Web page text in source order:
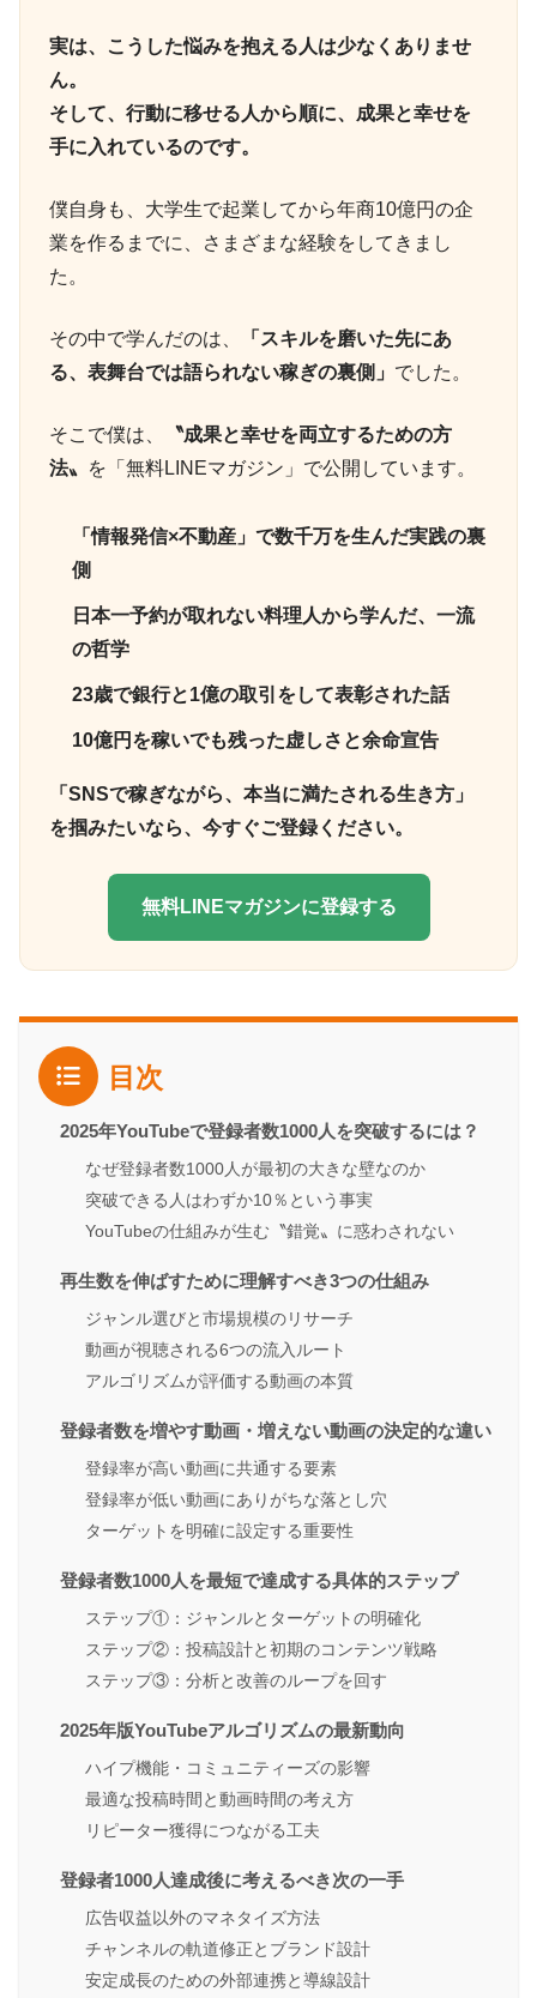
実は、こうした悩みを抱える人は少なくありませ
ん。
そして、行動に移せる人から順に、成果と幸せを
手に入れているのです。
僕自身も、大学生で起業してから年商10億円の企
業を作るまでに、さまざまな経験をしてきまし
た。
その中で学んだのは、
「スキルを磨いた先にあ
る、表舞台では語られない稼ぎの裏側」 でした。
そこで僕は、
〝成果と幸せを両立するための方
法〟
を「無料LINEマガジン」で公開しています。
「情報発信×不動産」で数千万を生んだ実践の裏
側
日本一予約が取れない料理人から学んだ、一流
の哲学
23歳で銀行と1億の取引をして表彰された話
10億円を稼いでも残った虚しさと余命宣告
「SNSで稼ぎながら、本当に満たされる生き方」
を掴みたいなら、今すぐご登録ください。
無料LINEマガジンに登録する
目次
2025年YouTubeで登録者数1000人を突破するには？
なぜ登録者数1000人が最初の大きな壁なのか
突破できる人はわずか10％という事実
YouTubeの仕組みが生む〝錯覚〟に惑わされない
再生数を伸ばすために理解すべき3つの仕組み
ジャンル選びと市場規模のリサーチ
動画が視聴される6つの流入ルート
アルゴリズムが評価する動画の本質
登録者数を増やす動画・増えない動画の決定的な違い
登録率が高い動画に共通する要素
登録率が低い動画にありがちな落とし穴
ターゲットを明確に設定する重要性
登録者数1000人を最短で達成する具体的ステップ
ステップ①：ジャンルとターゲットの明確化
ステップ②：投稿設計と初期のコンテンツ戦略
ステップ③：分析と改善のループを回す
2025年版YouTubeアルゴリズムの最新動向
ハイプ機能・コミュニティーズの影響
最適な投稿時間と動画時間の考え方
リピーター獲得につながる工夫
登録者1000人達成後に考えるべき次の一手
広告収益以外のマネタイズ方法
チャンネルの軌道修正とブランド設計
安定成長のための外部連携と導線設計